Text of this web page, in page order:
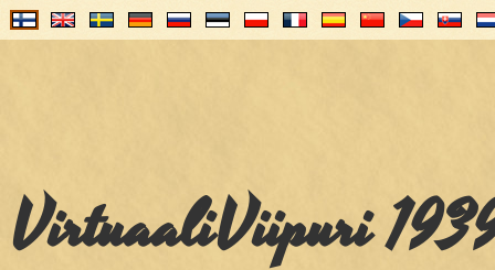
VirtuaaliViipuri